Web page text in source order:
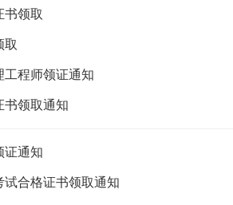
书领取
取
程师领证通知
书领取通知
证通知
合格证书领取通知